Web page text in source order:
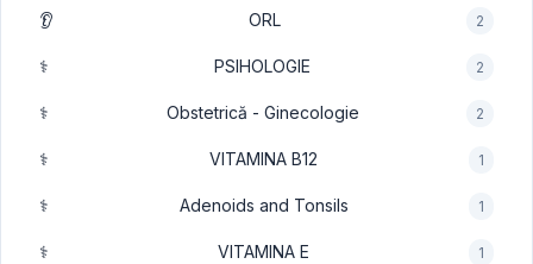
👂 ORL 2
⚕️ PSIHOLOGIE 2
⚕️ Obstetrică - Ginecologie 2
⚕️ VITAMINA B12 1
⚕️ Adenoids and Tonsils 1
⚕️ VITAMINA E 1